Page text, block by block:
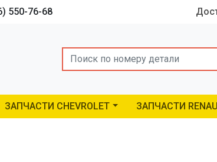
550-76-68
Search
ЗАПЧАСТИ CHEVROLET ЗАПЧАСТИ